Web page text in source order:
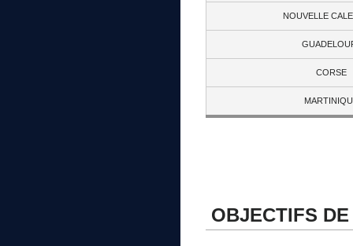
NOUVELLE
CORSE
OBJECTIFS